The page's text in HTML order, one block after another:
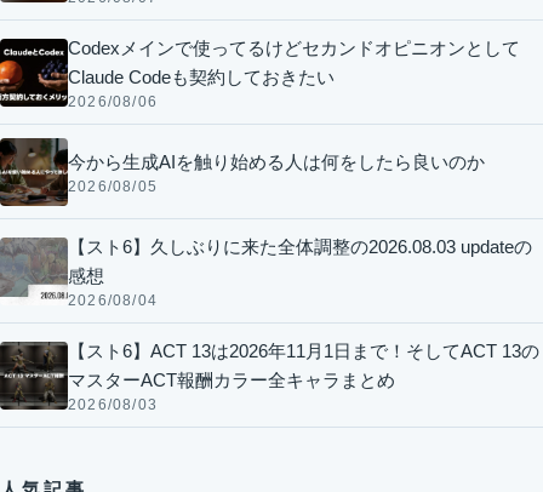
Codexメインで使ってるけどセカンドオピニオンとして
Claude Codeも契約しておきたい
2026/08/06
今から生成AIを触り始める人は何をしたら良いのか
2026/08/05
【スト6】久しぶりに来た全体調整の2026.08.03 updateの
感想
2026/08/04
【スト6】ACT 13は2026年11月1日まで！そしてACT 13の
マスターACT報酬カラー全キャラまとめ
2026/08/03